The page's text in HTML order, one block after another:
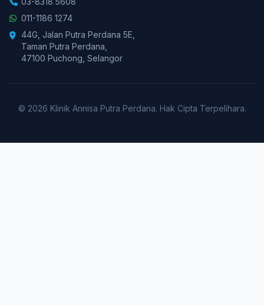
011-1186 1274
44G, Jalan Putra Perdana 5E,
Taman Putra Perdana,
47100 Puchong, Selangor
© 2026 Klinik Annisa Putra Perdana. Hak Cipta Terpelihara.